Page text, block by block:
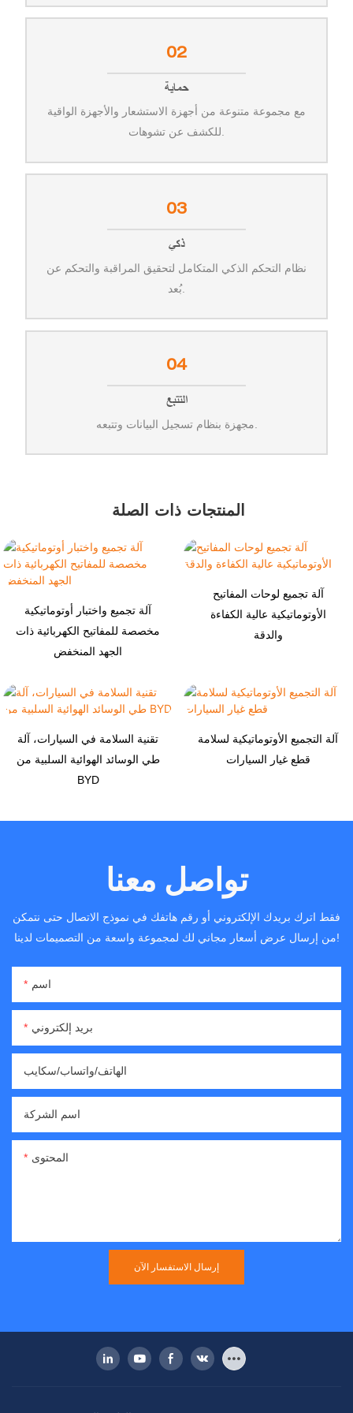
02
حماية
مع مجموعة متنوعة من أجهزة الاستشعار والأجهزة الواقية
للكشف عن تشوهات.
03
ذكي
نظام التحكم الذكي المتكامل لتحقيق المراقبة والتحكم عن
بُعد.
04
التتبع
المنتجات ذات الصلة
آلة تجميع واختبار أوتوماتيكية
مخصصة للمفاتيح الكهربائية ذات
الجهد المنخفض
آلة تجميع لوحات المفاتيح
الأوتوماتيكية عالية الكفاءة
والدقة
تقنية السلامة في السيارات، آلة
طي الوسائد الهوائية السلبية من
BYD
آلة التجميع الأوتوماتيكية لسلامة
قطع غيار السيارات
تواصل معنا
فقط اترك بريدك الإلكتروني أو رقم هاتفك في نموذج الاتصال حتى نتمكن
من إرسال عرض أسعار مجاني لك لمجموعة واسعة من التصميمات لدينا!
اسم
بريد إلكتروني
الهاتف/واتساب/سكايب
اسم الشركة
المحتوى
إرسال الاستفسار الآن